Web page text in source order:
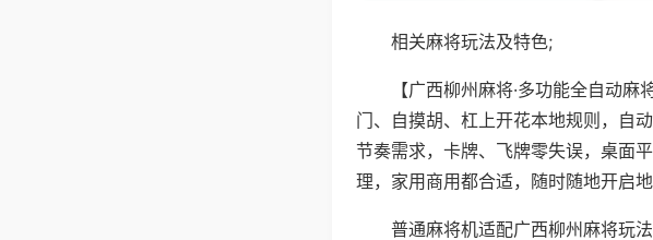
相关麻将玩法及特色;
【广西柳州麻将·多功能全自动
门、自摸胡、杠上开花本地规则，自
节奏需求，卡牌、飞牌零失误，桌面
理，家用商用都合适，随时随地开启地
普通麻将机适配广西柳州麻将玩